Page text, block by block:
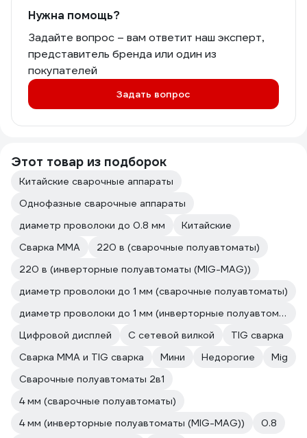
Нужна помощь?
Задайте вопрос – вам ответит наш эксперт,
представитель бренда или один из
покупателей
Задать вопрос
Этот товар из подборок
Китайские сварочные аппараты
Однофазные сварочные аппараты
диаметр проволоки до 0.8 мм
Китайские
Сварка ММА
220 в (сварочные полуавтоматы)
220 в (инверторные полуавтоматы (MIG-MAG))
диаметр проволоки до 1 мм (сварочные полуавтоматы)
диаметр проволоки до 1 мм (инверторные полуавтоматы (MIG-MAG))
Цифровой дисплей
С сетевой вилкой
TIG сварка
Сварка ММА и TIG сварка
Мини Недорогие
Mig
Сварочные полуавтоматы 2в1
4 мм (сварочные полуавтоматы)
4 мм (инверторные полуавтоматы (MIG-MAG))
0.8